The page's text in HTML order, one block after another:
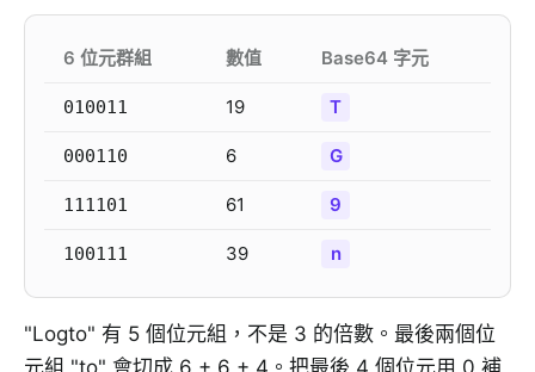
6 位元群組 數值 Base64 字元
010011 19 T
000110 6 G
111101 61 9
100111 39 n
"Logto" 有 5 個位元組，不是 3 的倍數。最後兩個位
元組 "to" 會切成 6 + 6 + 4。把最後 4 個位元用 0 補